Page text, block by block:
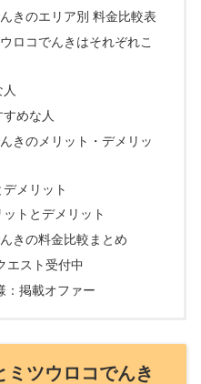
きのエリア別 料金比較表
ロコでんきはそれぞれこ
めな人
きのメリット・デメリッ
メリット
トとデメリット
きの料金比較まとめ
エスト受付中
：掲載オファー
ミツウロコでんき